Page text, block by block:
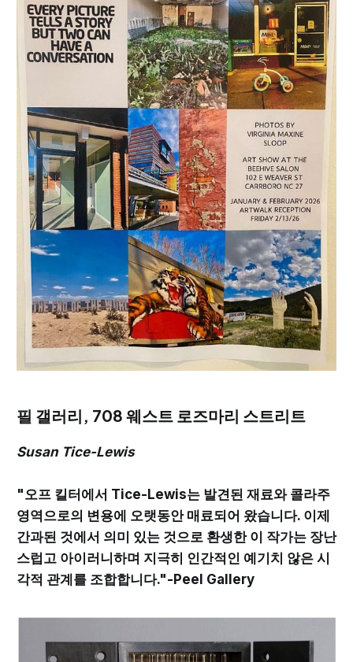
필 갤러리, 708 웨스트 로즈마리 스트리트
Susan Tice-Lewis
"오프 킬터에서 Tice-Lewis는 발견된 재료와 콜라주
영역으로의 변용에 오랫동안 매료되어 왔습니다. 이제
간과된 것에서 의미 있는 것으로 환생한 이 작가는 장난
스럽고 아이러니하며 지극히 인간적인 예기치 않은 시
각적 관계를 조합합니다."-Peel Gallery